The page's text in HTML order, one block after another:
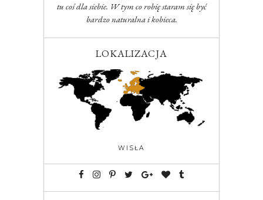
tu coś dla siebie. W tym co robię staram się być
bardzo naturalna i kobieca.
LOKALIZACJA
WISŁA